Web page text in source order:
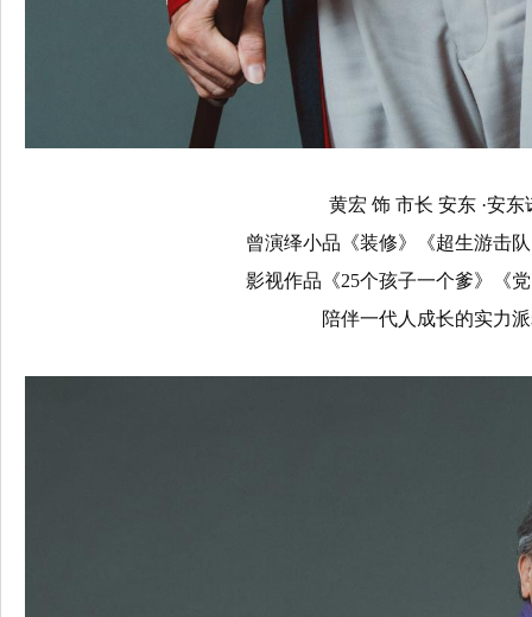
黄宏 饰 市长 安东 ·安东
曾演绎小品《装修》《超生游击
影视作品《25个孩子一个爹》《
陪伴一代人成长的实力